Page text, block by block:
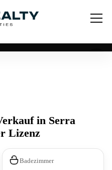
in Serra
Lizenz
Badezimmer